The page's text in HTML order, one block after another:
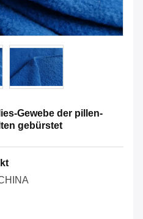
Gewebe der pillen-
gebürstet